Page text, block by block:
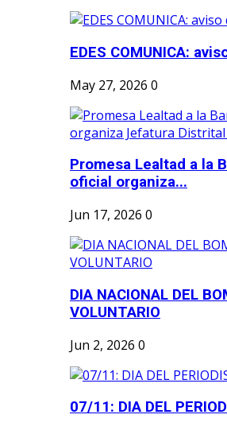
EDES COMUNICA:
May 27, 2026 0
Promesa Lealtad a la
oficial organiza...
Jun 17, 2026 0
DIA NACIONAL DEL
VOLUNTARIO
Jun 2, 2026 0
07/11: DIA DEL